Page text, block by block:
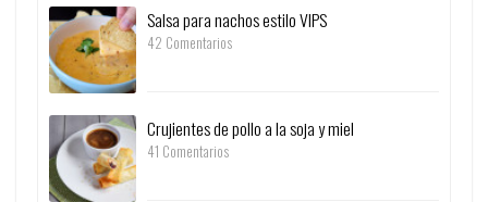
Salsa para nachos estilo VIPS
42 Comentarios
Crujientes de pollo a la soja y miel
41 Comentarios